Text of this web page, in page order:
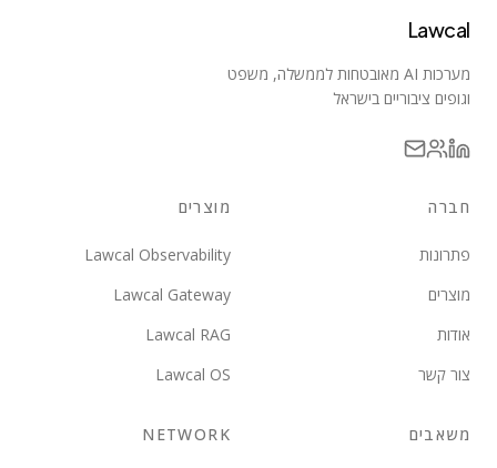
Lawcal
מערכות AI מאובטחות לממשלה, משפט
וגופים ציבוריים בישראל
חברה
פתרונות
מוצרים
אודות
צור קשר
מוצרים
Lawcal Observability
Lawcal Gateway
Lawcal RAG
Lawcal OS
משאבים NETWORK